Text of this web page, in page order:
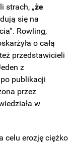
strach, „że
się na
Rowling,
o całą
przedstawicieli
z
publikacji
przez
w
celu erozję ciężko